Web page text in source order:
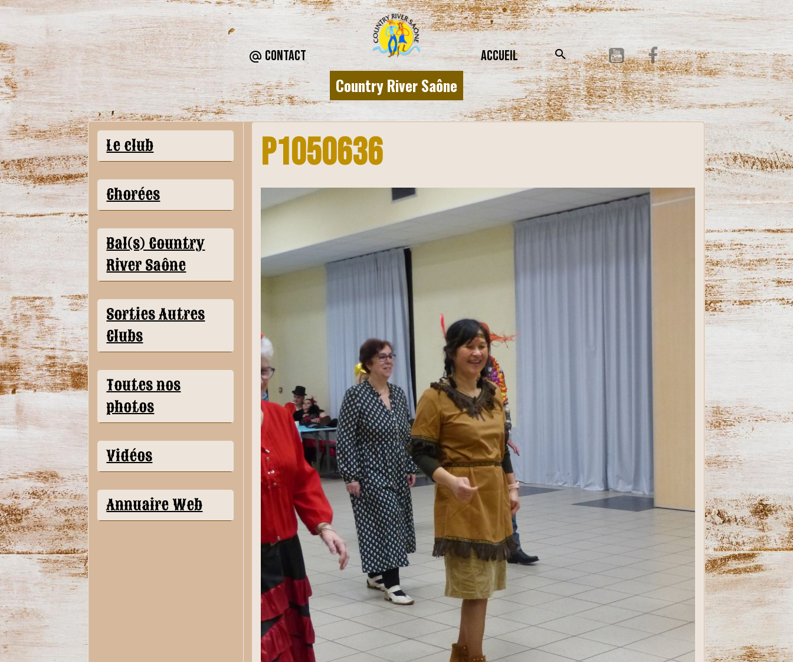
CONTACT
Country River Saône
Accueil
P1050636
Le club
Chorées
Bal(s) Country
River Saône
Sorties Autres
Clubs
Toutes nos
photos
Vidéos
Annuaire Web